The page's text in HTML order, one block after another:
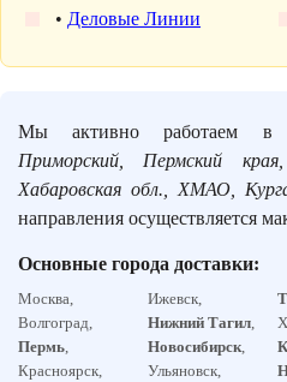
• Деловые Линии
Мы активно работаем в
Приморский, Пермский края,
Хабаровская обл., ХМАО,
направления осуществляется
Основные города доставки:
Москва,
Волгоград,
Пермь,
Красноярск,
Ижевск,
Нижний Тагил,
Новосибирск,
Ульяновск,